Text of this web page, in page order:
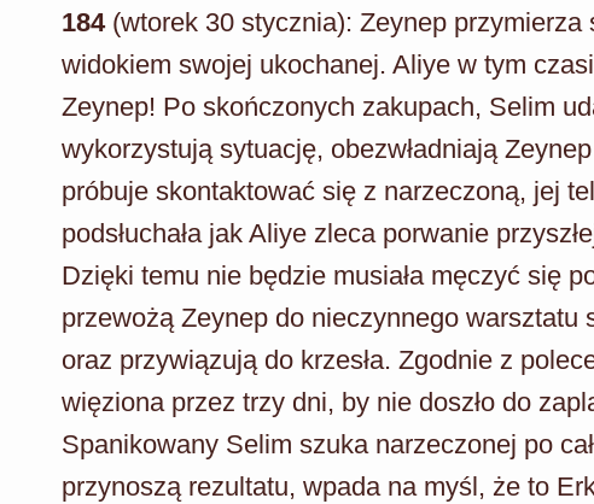
184(wtorek 30 stycznia): Zeynep
widokiem swojej ukochanej. Aliye w tym
Zeynep! Po skończonych zakupach, Selim
wykorzystują sytuację, obezwładniają
próbuje skontaktować się z narzeczoną, jej
podsłuchała jak Aliye zleca porwanie
Dzięki temu nie będzie musiała męczyć się
przewożą Zeynep do nieczynnego warsztatu
oraz przywiązują do krzesła. Zgodnie z
więziona przez trzy dni, by nie doszło do
Spanikowany Selim szuka narzeczonej po
przynoszą rezultatu, wpada na myśl, że to